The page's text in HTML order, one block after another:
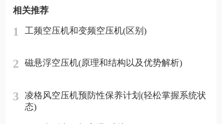
相关推荐
1 工频空压机和变频空压机(区别)
2 磁悬浮空压机(原理和结构以及优势解析)
3
凌格风空压机预防性保养计划(轻松掌握系统状
态)